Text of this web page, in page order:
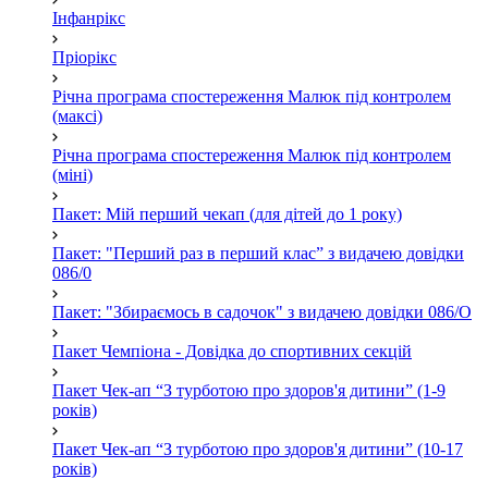
Інфанрікс
Пріорікс
Річна програма спостереження Малюк під контролем
(максі)
Річна програма спостереження Малюк під контролем
(міні)
Пакет: Мій перший чекап (для дітей до 1 року)
Пакет: "Перший раз в перший клас” з видачею довідки
086/0
Пакет: "Збираємось в садочок" з видачею довідки 086/О
Пакет Чемпіона - Довідка до спортивних секцій
Пакет Чек-ап “З турботою про здоров'я дитини” (1-9
років)
Пакет Чек-ап “З турботою про здоров'я дитини” (10-17
років)